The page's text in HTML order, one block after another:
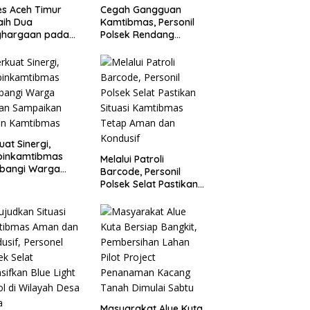
Aceh Timur
Dua
pada
Cegah Gangguan
Kamtibmas, Personil
Polsek Rendang
Wilayah Kec.
Rendang
Sinergi,
Warga
Melalui Patroli
Barcode, Personil
Polsek Selat Pastikan
Tetap Aman dan
Kondusif